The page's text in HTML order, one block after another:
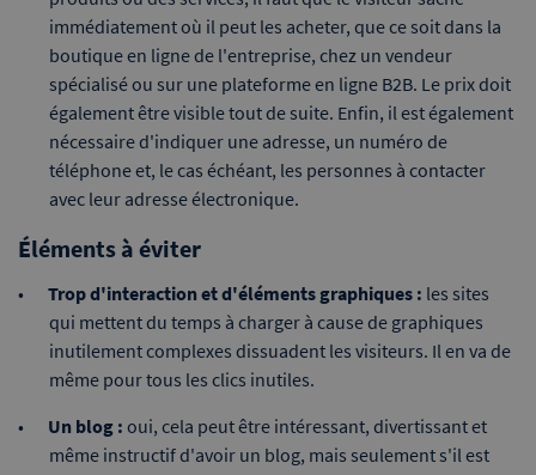
immédiatement où il peut les acheter, que ce soit dans la
boutique en ligne de l'entreprise, chez un vendeur
spécialisé ou sur une plateforme en ligne B2B. Le prix doit
également être visible tout de suite. Enfin, il est également
nécessaire d'indiquer une adresse, un numéro de
téléphone et, le cas échéant, les personnes à contacter
avec leur adresse électronique.
Éléments à éviter
Trop d'interaction et d'éléments graphiques : les sites
qui mettent du temps à charger à cause de graphiques
inutilement complexes dissuadent les visiteurs. Il en va de
même pour tous les clics inutiles.
Un blog : oui, cela peut être intéressant, divertissant et
même instructif d'avoir un blog, mais seulement s'il est